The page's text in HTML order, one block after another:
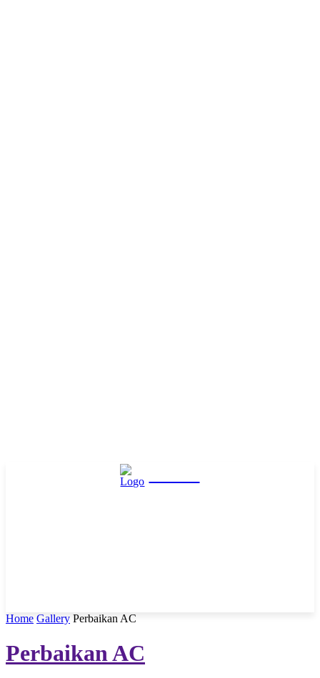
Home Gallery Perbaikan AC
Perbaikan AC